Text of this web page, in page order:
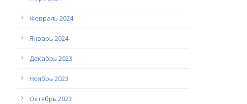
Февраль 2024
Январь 2024
Декабрь 2023
Ноябрь 2023
Октябрь 2023